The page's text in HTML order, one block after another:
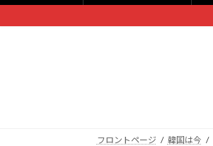
へ
ス
ョ
ン
フロントページ 韓国は今